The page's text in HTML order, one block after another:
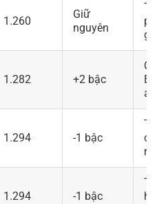
1.260
Giữ
nguyên
1.282 +2 bậc
1.294 -1 bậc
1.294 -1 bậc